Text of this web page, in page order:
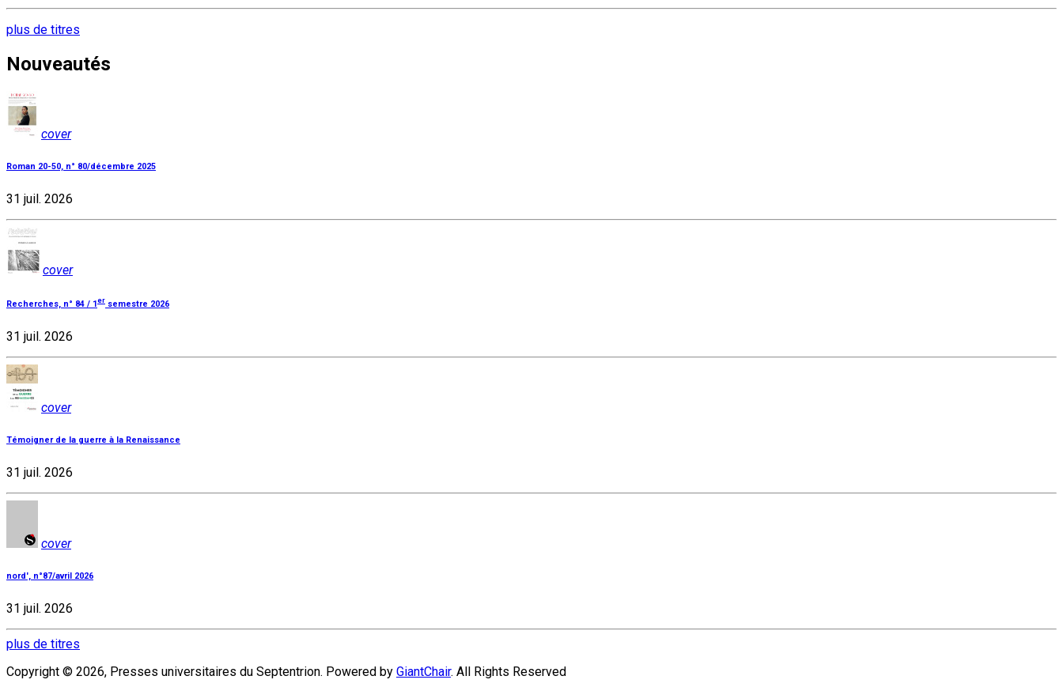
plus de titres
Nouveautés
cover
Roman 20-50, n° 80/décembre 2025
31 juil. 2026
cover
Recherches, n° 84 / 1 er semestre 2026
31 juil. 2026
cover
Témoigner de la guerre à la Renaissance
31 juil. 2026
cover
nord', n°87/avril 2026
31 juil. 2026
plus de titres
Copyright © 2026, Presses universitaires du Septentrion. Powered by GiantChair. All Rights Reserved